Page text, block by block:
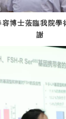
博士蒞臨我院學
謝